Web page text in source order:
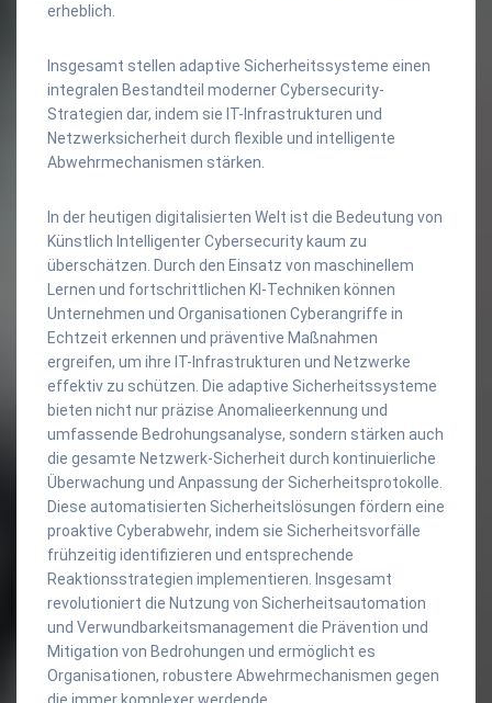
erheblich.
Insgesamt stellen adaptive Sicherheitssysteme einen
integralen Bestandteil moderner Cybersecurity-
Strategien dar, indem sie IT-Infrastrukturen und
Netzwerksicherheit durch flexible und intelligente
Abwehrmechanismen stärken.
In der heutigen digitalisierten Welt ist die Bedeutung von
Künstlich Intelligenter Cybersecurity kaum zu
überschätzen. Durch den Einsatz von maschinellem
Lernen und fortschrittlichen KI-Techniken können
Unternehmen und Organisationen Cyberangriffe in
Echtzeit erkennen und präventive Maßnahmen
ergreifen, um ihre IT-Infrastrukturen und Netzwerke
effektiv zu schützen. Die adaptive Sicherheitssysteme
bieten nicht nur präzise Anomalieerkennung und
umfassende Bedrohungsanalyse, sondern stärken auch
die gesamte Netzwerk-Sicherheit durch kontinuierliche
Überwachung und Anpassung der Sicherheitsprotokolle.
Diese automatisierten Sicherheitslösungen fördern eine
proaktive Cyberabwehr, indem sie Sicherheitsvorfälle
frühzeitig identifizieren und entsprechende
Reaktionsstrategien implementieren. Insgesamt
revolutioniert die Nutzung von Sicherheitsautomation
und Verwundbarkeitsmanagement die Prävention und
Mitigation von Bedrohungen und ermöglicht es
Organisationen, robustere Abwehrmechanismen gegen
die immer komplexer werdende